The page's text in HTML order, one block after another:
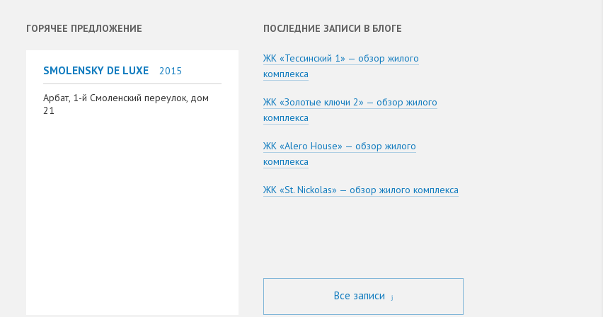
ГОРЯЧЕЕ ПРЕДЛОЖЕНИЕ
SMOLENSKY DE LUXE 2015
Арбат, 1-й Смоленский переулок, дом
21
ПОСЛЕДНИЕ ЗАПИСИ В БЛОГЕ
ЖК «Тессинский 1» — обзор жилого
комплекса
ЖК «Золотые ключи 2» — обзор жилого
комплекса
ЖК «Alero House» — обзор жилого
комплекса
ЖК «St. Nickolas» — обзор жилого комплекса
Все записи